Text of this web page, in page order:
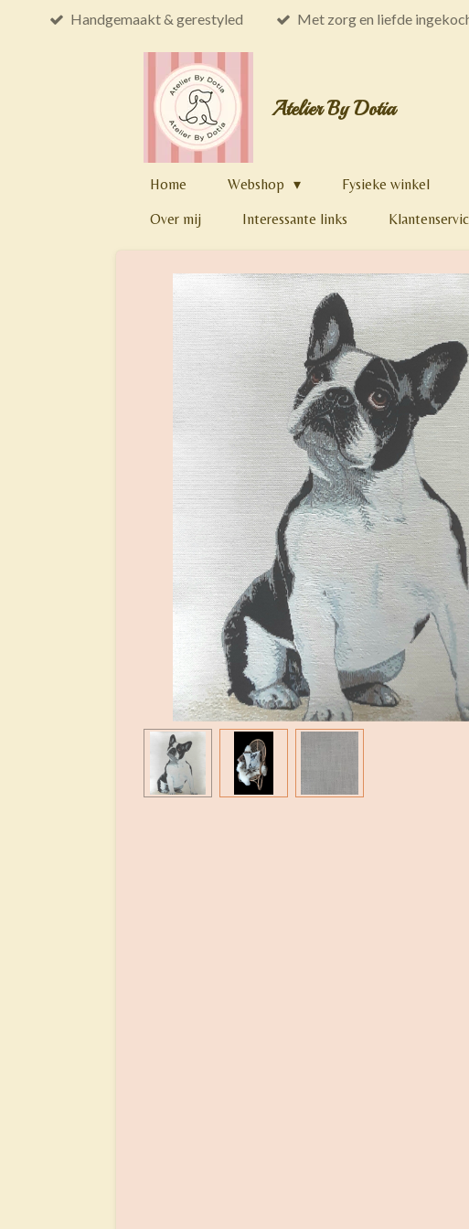
Handgemaakt & gerestyled Met zorg en liefde
Atelier By Dotia
Home Webshop Fysieke winkel
Over mij
Interessante links